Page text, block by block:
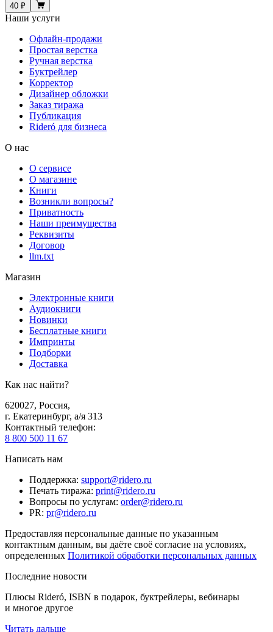
40 ₽
Наши услуги
Офлайн-продажи
Простая верстка
Ручная верстка
Буктрейлер
Корректор
Дизайнер обложки
Заказ тиража
Публикация
Rideró для бизнеса
О нас
О сервисе
О магазине
Книги
Возникли вопросы?
Приватность
Наши преимущества
Реквизиты
Договор
llm.txt
Магазин
Электронные книги
Аудиокниги
Новинки
Бесплатные книги
Импринты
Подборки
Доставка
Как нас найти?
620027, Россия,
г. Екатеринбург, а/я 313
Контактный телефон:
8 800 500 11 67
Написать нам
Поддержка: support@ridero.ru
Печать тиража: print@ridero.ru
Вопросы по услугам: order@ridero.ru
PR: pr@ridero.ru
Предоставляя персональные данные по указанным
контактным данным, вы даёте своё согласие на условиях,
определенных Политикой обработки персональных данных
Последние новости
Плюсы Rideró, ISBN в подарок, буктрейлеры, вебинары
и многое другое
Читать дальше